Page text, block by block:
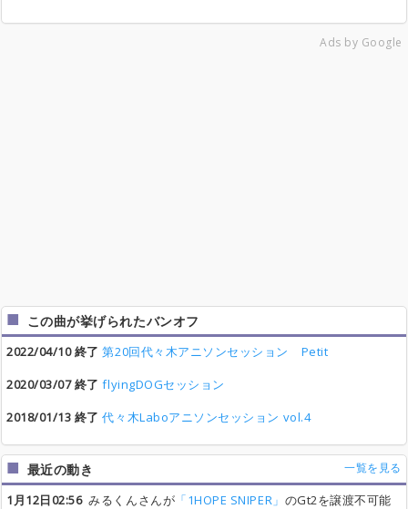
Ads by Google
この曲が挙げられたバンオフ
2022/04/10 終了 第20回代々木アニソンセッション Petit
2020/03/07 終了 flyingDOGセッション
2018/01/13 終了 代々木Laboアニソンセッション vol.4
最近の動き 一覧を見る
1月12日02:56みるくんさんが 「1HOPE SNIPER」 のGt2を譲渡不可能